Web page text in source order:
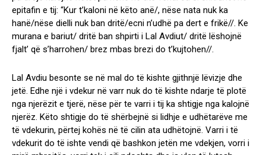
epitafin e tij: “Kur t’kaloni në këto anë/, nëse nata nuk ka
hanë/nëse dielli nuk ban dritë/ecni n’udhë pa dert e frikë//. Ke
murana e bariut/ dritë ban shpirti i Lal Avdiut/ dritë lëshojnë
fjalt’ që s’harrohen/ brez mbas brezi do t’kujtohen//.
Lal Avdiu besonte se në mal do të kishte gjithnjë lëvizje dhe
jetë. Edhe një i vdekur në varr nuk do të kishte ndarje të plotë
nga njerëzit e tjerë, nëse për te varri i tij ka shtigje nga kalojnë
njerëz. Këto shtigje do të shërbejnë si lidhje e udhëtarëve me
të vdekurin, përtej kohës në të cilin ata udhëtojnë. Varri i të
vdekurit do të ishte vendi që bashkon jetën me vdekjen, vorri i